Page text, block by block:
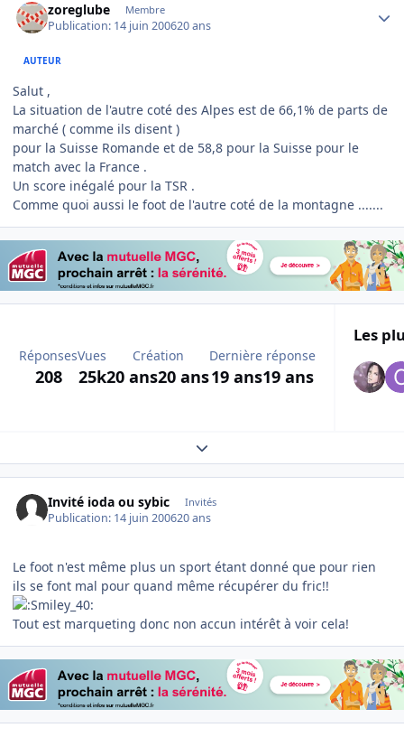
zoreglube Membre
Publication: 14 juin 200620 ans
AUTEUR
Salut ,
La situation de l'autre coté des Alpes est de 66,1% de parts de
marché ( comme ils disent )
pour la Suisse Romande et de 58,8 pour la Suisse pour le
match avec la France .
Un score inégalé pour la TSR .
Comme quoi aussi le foot de l'autre coté de la montagne .......
Réponses
208
Vues
25k
Création
20 ans20 ans
Dernière réponse
19 ans19 ans
Les
Expand topic overview
Invité ioda ou sybic Invités
Publication: 14 juin 200620 ans
Le foot n'est même plus un sport étant donné que pour rien
ils se font mal pour quand même récupérer du fric!!
Tout est marqueting donc non accun intérêt à voir cela!